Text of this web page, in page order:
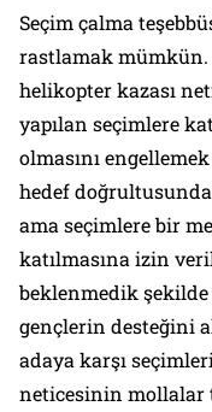
Seçim çalma
rastlamak mümkün.
helikopter kazası
yapılan seçimlere
olmasını
hedef
ama seçimlere bir
katılmasına izin
beklenmedik
gençlerin desteğini
adaya karşı
neticesinin mollalar